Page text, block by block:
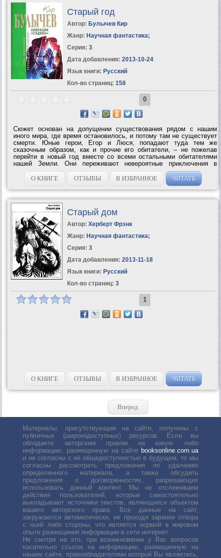
Старый год
Автор: Булычев Кир
Жанр: Научная фантастика;
Серия: 3
Дата добавления: 2013-10-24
Язык книги: Русский
Кол-во страниц: 158
0
Сюжет основан на допущении существования рядом с нашим
иного мира, где время остановилось, и потому там не существует
смерти. Юные герои, Егор и Люся, попадают туда тем же
сказочным образом, как и прочие его обитатели, – не пожелав
перейти в новый год вместе со всеми остальными обитателями
нашей Земли. Они переживают невероятные приключения в
империи Киевского вокзала и чудом вырываются обратно,
воспользовавшись секретным...
О КНИГЕ ОТЗЫВЫ В ИЗБРАННОЕ ЧИТАТЬ
Старый дом
Автор: Херберт Фрэнк
Жанр: Научная фантастика;
Серия: 3
Дата добавления: 2013-11-18
Язык книги: Русский
Кол-во страниц: 3
1
О КНИГЕ ОТЗЫВЫ В ИЗБРАННОЕ ЧИТАТЬ
Вперед
Материалы, присутствующие на сайте, получены с
публичных (широкодоступных) ресурсов. Если вы
обладаете авторским правом на какую либо
информацию, размещенную на сайте booksonline.com.ua
и не согласны с её общедоступностью в будущем, то мы
согласны рассмотреть предложения по удалению
определенного материала, а также обсудить
предложения о договоренностях, разрешающих
использовать данный контент. Мы не отслеживаем
действия пользователей, которые самостоятельно
выкладывают источники текстов, являющиеся объектом
вашего авторского права. Все данные на сайт,
загружаются автоматически, не проходя заранее отбора
с чьей либо стороны, что является нормой в мировом
опыте размещения информации в сети интернет.
Не смотря на это, при возникновении у Вас вопросов
касательно ссылок на информацию, размещенную на
нашем сайте, правообладателями которой Вы являетесь,